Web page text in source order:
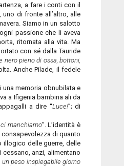
a fare i conti con il
di fronte all’altro, alle
Siamo in un salotto
passione che li aveva
ritornata alla vita. Ma
con sé dalla Tauride
nero pieno di ossa, bottoni,
Anche Pilade, il fedele
memoria obnubilata e
a Ifigenia bambina ali da
a dire “Luce!”; di
manchiamo”. L’identità è
di quanto
illogico delle guerre, delle
anzi, alimentano
peso inspiegabile giorno